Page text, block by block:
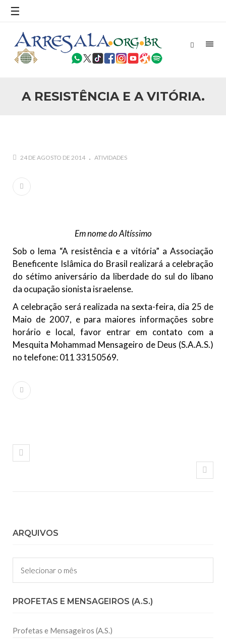
☰
A RESISTÊNCIA E A VITÓRIA.
Conflito
Por: Ahmed Ismail Introdução O presente artigo resume as
principais considerações do autor sobre os atentados de 11
25 DE SETEMBRO DE 2010
Ano Novo Islâmico e Início de Muharam
Em nome de Deus, O Clemente, O Misericordioso! O Centro
10 DE NOVEMBRO DE 2013
Falecimento do Imam Ali Ibn Al-Hussein
(A.S.)
Em nome de Deus, o Clemente, o Misericordioso! Diante da
data em que relembramos o martírio do quarto Imam dos
muçulmanos, o Imam Ali Ibn Al-Hussein Ibn Ali Ibn Abi Táleb
NOTÍCIAS
3 DE JULHO DE 2014
Centro Islâmico no Brasil recebe o ex-
Na noite da quinta-feira, 03 de Abril, o Centro Islâmico no
Brasil recebeu em sua sede, em São Paulo, o ex-ministro das
24 DE AGOSTO DE 2014 ATIVIDADES
Em nome do Altíssimo
Sob o lema “A resistência e a vitória” a Associação
Beneficente Islâmica do Brasil realizará a celebração
do sétimo aniversário da liberdade do sul do líbano
da ocupação sionista israelense.
A celebração será realizada na sexta-feira, dia 25 de
Maio de 2007, e para maiores informações sobre
horário e local, favor entrar em contato com a
Mesquita Mohammad Mensageiro de Deus (S.A.A.S.)
no telefone: 011 33150569.
ARQUIVOS
Arquivos
PROFETAS E MENSAGEIROS (A.S.)
Profetas e Mensageiros (A.S.)